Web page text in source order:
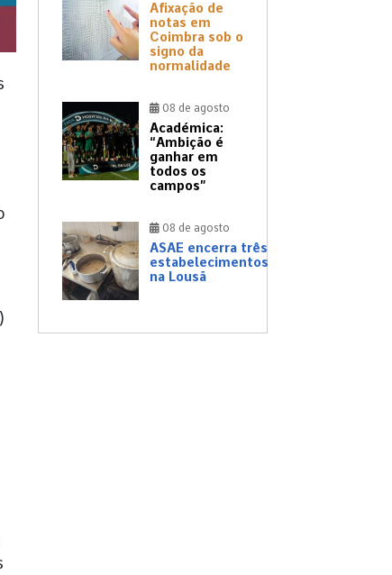
Afixação de
notas em
Coimbra sob o
signo da
normalidade
08 de agosto
Académica:
“Ambição é
ganhar em
todos os
campos”
08 de agosto
ASAE encerra três
estabelecimentos
na Lousã